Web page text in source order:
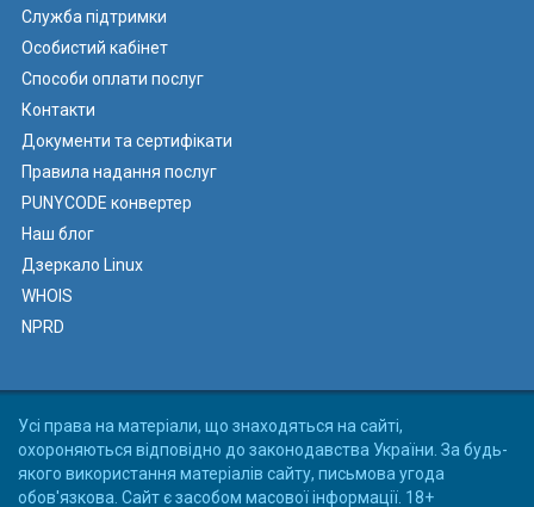
Служба підтримки
Особистий кабінет
Способи оплати послуг
Контакти
Документи та сертифікати
Правила надання послуг
PUNYCODE конвертер
Наш блог
Дзеркало Linux
WHOIS
NPRD
Усі права на матеріали, що знаходяться на сайті,
охороняються відповідно до законодавства України. За будь-
якого використання матеріалів сайту, письмова угода
обов'язкова. Сайт є засобом масової інформації. 18+